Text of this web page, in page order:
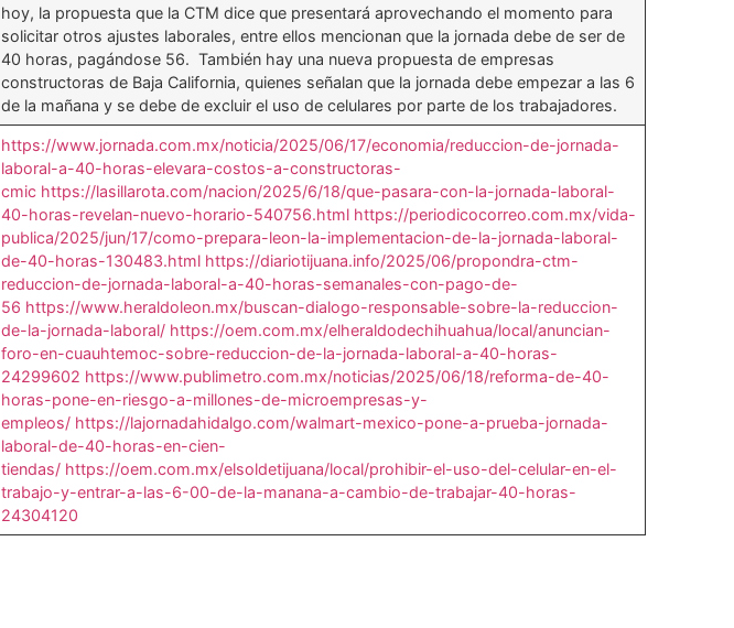
hoy, la propuesta que la CTM dice que presentará aprovechando el momento para
solicitar otros ajustes laborales, entre ellos mencionan que la jornada debe de ser de
40 horas, pagándose 56. También hay una nueva propuesta de empresas
constructoras de Baja California, quienes señalan que la jornada debe empezar a las 6
de la mañana y se debe de excluir el uso de celulares por parte de los trabajadores.
https://www.jornada.com.mx/noticia/2025/06/17/economia/reduccion-de-jornada-
laboral-a-40-horas-elevara-costos-a-constructoras-
cmic https://lasillarota.com/nacion/2025/6/18/que-pasara-con-la-jornada-laboral-
40-horas-revelan-nuevo-horario-540756.html https://periodicocorreo.com.mx/vida-
publica/2025/jun/17/como-prepara-leon-la-implementacion-de-la-jornada-laboral-
de-40-horas-130483.html https://diariotijuana.info/2025/06/propondra-ctm-
reduccion-de-jornada-laboral-a-40-horas-semanales-con-pago-de-
56 https://www.heraldoleon.mx/buscan-dialogo-responsable-sobre-la-reduccion-
de-la-jornada-laboral/ https://oem.com.mx/elheraldodechihuahua/local/anuncian-
foro-en-cuauhtemoc-sobre-reduccion-de-la-jornada-laboral-a-40-horas-
24299602 https://www.publimetro.com.mx/noticias/2025/06/18/reforma-de-40-
horas-pone-en-riesgo-a-millones-de-microempresas-y-
empleos/ https://lajornadahidalgo.com/walmart-mexico-pone-a-prueba-jornada-
laboral-de-40-horas-en-cien-
tiendas/ https://oem.com.mx/elsoldetijuana/local/prohibir-el-uso-del-celular-en-el-
trabajo-y-entrar-a-las-6-00-de-la-manana-a-cambio-de-trabajar-40-horas-
24304120